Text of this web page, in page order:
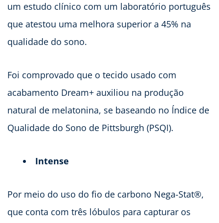
um estudo clínico com um laboratório português
que atestou uma melhora superior a 45% na
qualidade do sono.
Foi comprovado que o tecido usado com
acabamento Dream+ auxiliou na produção
natural de melatonina, se baseando no Índice de
Qualidade do Sono de Pittsburgh (PSQI).
Intense
Por meio do uso do fio de carbono Nega-Stat®,
que conta com três lóbulos para capturar os